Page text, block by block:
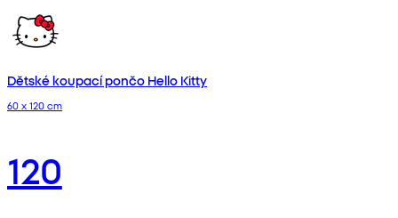
Dětské koupací pončo Hello Kitty
60 x 120 cm
120